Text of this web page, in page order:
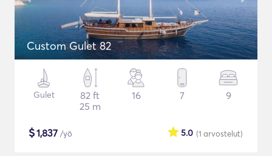
Custom Gulet 82
Gulet
82 ft
25 m
16 7 9
$1,837 /yö (1 arvostelut)
5.0